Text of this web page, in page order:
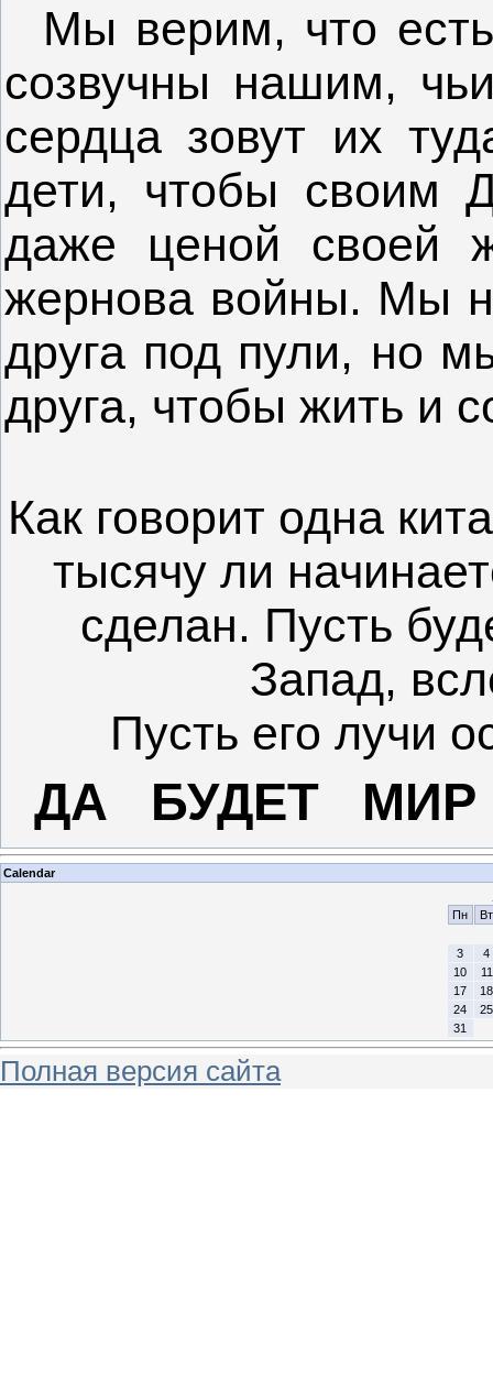
Мы верим, что
созвучны нашим,
сердца зовут их
дети, чтобы своим
даже ценой своей
жернова войны. Мы
друга под пули, но
друга, чтобы жить и
Как говорит одна
тысячу ли
сделан. Пусть
Запад,
Пусть его лучи
ДА БУДЕТ
Calendar
Пн
Вт
3
4
10
11
17
18
24
25
31
Полная версия сайта